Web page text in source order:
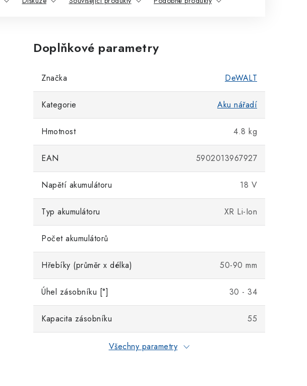
Doplňkové parametry
Značka DeWALT
Kategorie Aku nářadí
Hmotnost 4.8 kg
EAN 5902013967927
Napětí akumulátoru 18 V
Typ akumulátoru XR Li-Ion
Počet akumulátorů
Hřebíky (průměr x délka) 50-90 mm
Úhel zásobníku [°] 30 - 34
Kapacita zásobníku 55
Všechny parametry